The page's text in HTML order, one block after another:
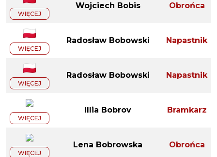
WIĘCEJ
Wojciech Bobis Obrońca
WIĘCEJ
Radosław Bobowski Napastnik
WIĘCEJ
Radosław Bobowski Napastnik
WIĘCEJ
Illia Bobrov Bramkarz
WIĘCEJ
Lena Bobrowska Obrońca